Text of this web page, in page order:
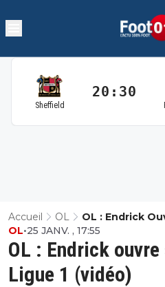
Sheffield
20:30
Accueil OL
OL : Endrick
(vidéo)
OL : Endrick
Ligue 1 (vidéo)
OL•25 JANV. , 17:55